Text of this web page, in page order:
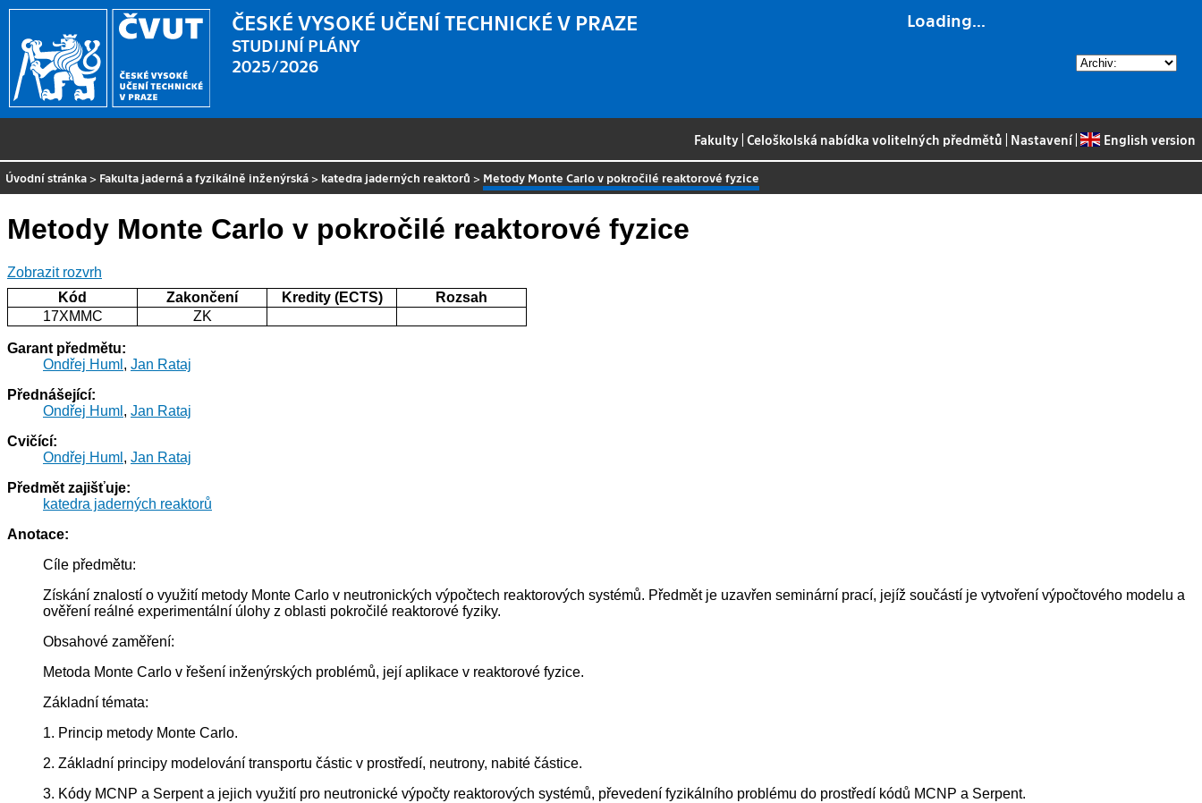
Loading...
ČESKÉ VYSOKÉ UČENÍ TECHNICKÉ V PRAZE
STUDIJNÍ PLÁNY
2025/2026
Fakulty |Celoškolská nabídka volitelných předmětů Nastavení| English version
Úvodní stránka > Fakulta jaderná a fyzikálně inženýrská > katedra jaderných reaktorů > Metody Monte Carlo v pokročilé reaktorové fyzice
Metody Monte Carlo v pokročilé reaktorové fyzice
Zobrazit rozvrh
Kód
Zakončení Kredity (ECTS)
Rozsah
17XMMC
ZK
Garant předmětu:
Ondřej Huml , Jan Rataj
Přednášející:
Ondřej Huml , Jan Rataj
Cvičící:
Ondřej Huml , Jan Rataj
Předmět zajišťuje:
katedra jaderných reaktorů
Anotace:
Cíle předmětu:
Získání znalostí o využití metody Monte Carlo v neutronických výpočtech reaktorových systémů. Předmět je uzavřen seminární prací, jejíž součástí je vytvoření výpočtového modelu a
ověření reálné experimentální úlohy z oblasti pokročilé reaktorové fyziky.
Obsahové zaměření:
Metoda Monte Carlo v řešení inženýrských problémů, její aplikace v reaktorové fyzice.
Základní témata:
1. Princip metody Monte Carlo.
2. Základní principy modelování transportu částic v prostředí, neutrony, nabité částice.
3. Kódy MCNP a Serpent a jejich využití pro neutronické výpočty reaktorových systémů, převedení fyzikálního problému do prostředí kódů MCNP a Serpent.